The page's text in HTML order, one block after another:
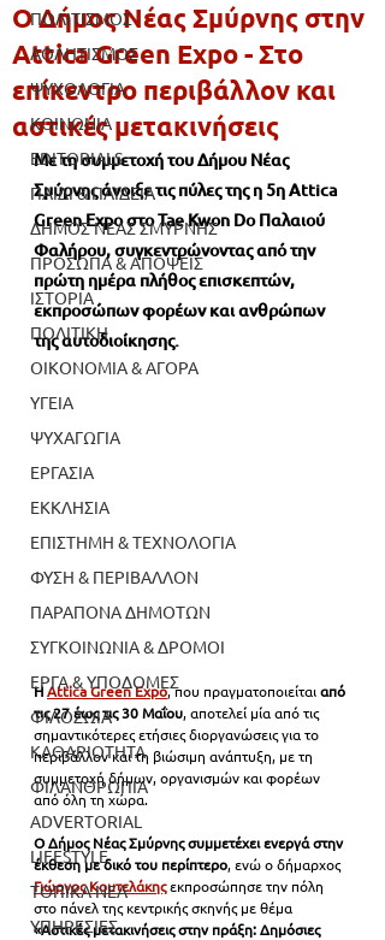
ΠΟΛΙΤΙΣΜΟΣ
ΑΘΛΗΤΙΣΜΟΣ
ΨΥΧΟΛΟΓΙΑ
ΚΟΙΝΩΝΙΑ
EDITORIALS
ΠΑΙΔΙ & ΠΑΙΔΕΙΑ
ΔΗΜΟΣ ΝΕΑΣ ΣΜΥΡΝΗΣ
ΠΡΟΣΩΠΑ & ΑΠΟΨΕΙΣ
ΙΣΤΟΡΙΑ
ΠΟΛΙΤΙΚΗ
ΟΙΚΟΝΟΜΙΑ & ΑΓΟΡΑ
ΥΓΕΙΑ
ΨΥΧΑΓΩΓΙΑ
ΕΡΓΑΣΙΑ
ΕΚΚΛΗΣΙΑ
ΕΠΙΣΤΗΜΗ & ΤΕΧΝΟΛΟΓΙΑ
ΦΥΣΗ & ΠΕΡΙΒΑΛΛΟΝ
ΠΑΡΑΠΟΝΑ ΔΗΜΟΤΩΝ
ΣΥΓΚΟΙΝΩΝΙΑ & ΔΡΟΜΟΙ
ΕΡΓΑ & ΥΠΟΔΟΜΕΣ
ΦΙΛΟΖΩΙΑ
ΚΑΘΑΡΙΟΤΗΤΑ
ΦΙΛΑΝΘΡΩΠΙΑ
ADVERTORIAL
LIFESTYLE
ΤΟΠΙΚΑ ΝΕΑ
ΥΠΗΡΕΣΙΕΣ
Ο Δήμος Νέας Σμύρνης στην
Attica Green Expo - Στο
επίκεντρο περιβάλλον και
αστικές μετακινήσεις
Με τη συμμετοχή του Δήμου Νέας
Σμύρνης άνοιξε τις πύλες της η 5η Attica
Green Expo στο Tae Kwon Do Παλαιού
Φαλήρου, συγκεντρώνοντας από την
πρώτη ημέρα πλήθος επισκεπτών,
εκπροσώπων φορέων και ανθρώπων
της αυτοδιοίκησης.
Η Attica Green Expo, που πραγματοποιείται από
τις 27 έως τις 30 Μαΐου, αποτελεί μία από τις
σημαντικότερες ετήσιες διοργανώσεις για το
περιβάλλον και τη βιώσιμη ανάπτυξη, με τη
συμμετοχή δήμων, οργανισμών και φορέων
από όλη τη χώρα.
Ο Δήμος Νέας Σμύρνης συμμετέχει ενεργά στην
έκθεση με δικό του περίπτερο, ενώ ο δήμαρχος
Γιώργος Κουτελάκης εκπροσώπησε την πόλη
στο πάνελ της κεντρικής σκηνής με θέμα
«Αστικές μετακινήσεις στην πράξη: Δημόσιες